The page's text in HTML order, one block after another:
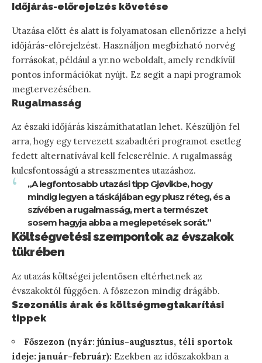
Időjárás-előrejelzés követése
Utazása előtt és alatt is folyamatosan ellenőrizze a helyi
időjárás-előrejelzést. Használjon megbízható norvég
forrásokat, például a yr.no weboldalt, amely rendkívül
pontos információkat nyújt. Ez segít a napi programok
megtervezésében.
Rugalmasság
Az északi időjárás kiszámíthatatlan lehet. Készüljön fel
arra, hogy egy tervezett szabadtéri programot esetleg
fedett alternatívával kell felcserélnie. A rugalmasság
kulcsfontosságú a stresszmentes utazáshoz.
„A legfontosabb utazási tipp Gjøvikbe, hogy
mindig legyen a táskájában egy plusz réteg, és a
szívében a rugalmasság, mert a természet
sosem hagyja abba a meglepetések sorát.”
Költségvetési szempontok az évszakok
tükrében
Az utazás költségei jelentősen eltérhetnek az
évszakoktól függően. A főszezon mindig drágább.
Szezonális árak és költségmegtakarítási
tippek
Főszezon (nyár: június-augusztus, téli sportok
ideje: január-február): Ezekben az időszakokban a